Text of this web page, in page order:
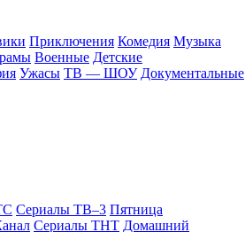
При­клю­че­ния Ко­ме­дия Му­зы­ка
Во­ен­ные Дет­ские
Ужа­сы ТВ — ШОУ До­ку­мен­таль­ные
Се­риа­лы ТВ–3 Пят­ни­ца
Се­риа­лы ТНТ До­маш­ний